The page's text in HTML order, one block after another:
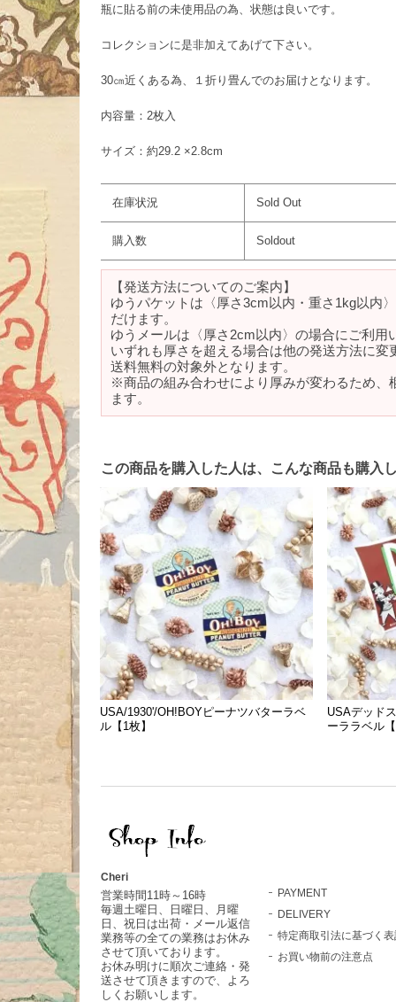
瓶に貼る前の未使用品の為、状態は良いです。
コレクションに是非加えてあげて下さい。
30㎝近くある為、１折り畳んでのお届けとなります。
内容量：2枚入
サイズ：約29.2 ×2.8cm
在庫状況 Sold Out
購入数 Soldout
【発送方法についてのご案内】
ゆうパケットは〈厚さ3cm以内・重さ1kg以内
だけます。
ゆうメールは〈厚さ2cm以内〉の場合にご利用
いずれも厚さを超える場合は他の発送方法に変
送料無料の対象外となります。
※商品の組み合わせにより厚みが変わるため、
ます。
この商品を購入した人は、こんな商品も購入
USA/1930'/OH!BOYピーナツバターラベ
ル【1枚】
USAデッド
ーララベル
Cheri
営業時間11時～16時
毎週土曜日、日曜日、月曜
日、祝日は出荷・メール返信
業務等の全ての業務はお休み
させて頂いております。
お休み明けに順次ご連絡・発
送させて頂きますので、よろ
しくお願いします。
PAYMENT
DELIVERY
特定商取引法に基づく
お買い物前の注意点